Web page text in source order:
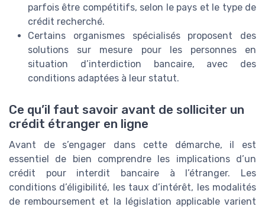
parfois être compétitifs, selon le pays et le type de
crédit recherché.
Certains organismes spécialisés proposent des
solutions sur mesure pour les personnes en
situation d’interdiction bancaire, avec des
conditions adaptées à leur statut.
Ce qu’il faut savoir avant de solliciter un
crédit étranger en ligne
Avant de s’engager dans cette démarche, il est
essentiel de bien comprendre les implications d’un
crédit pour interdit bancaire à l’étranger. Les
conditions d’éligibilité, les taux d’intérêt, les modalités
de remboursement et la législation applicable varient